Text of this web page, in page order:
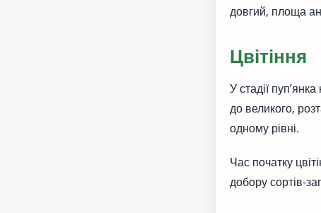
довгий, площа
Цвітіння
У стадії
до великого,
одному рівні.
Час початку
добору сортів-